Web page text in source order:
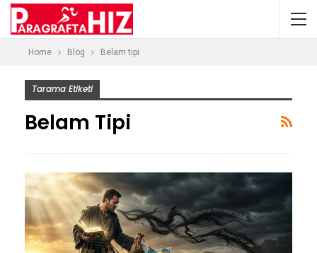
Home Blog Belam tipi
Tarama Etiketi
Belam Tipi